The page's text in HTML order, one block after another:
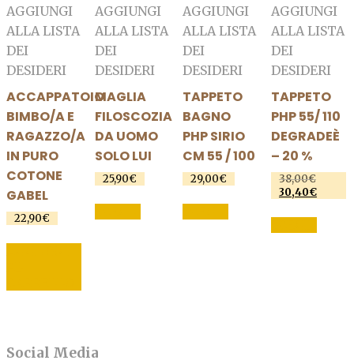
AGGIUNGI
ALLA LISTA
DEI
DESIDERI
ACCAPPATOIO
BIMBO/A E
RAGAZZO/A
IN PURO
COTONE
GABEL
22,90€
AGGIUNGI
ALLA LISTA
DEI
DESIDERI
MAGLIA
FILOSCOZIA
DA UOMO
SOLO LUI
25,90€
Questo
prodotto
AGGIUNGI
ALLA LISTA
DEI
DESIDERI
TAPPETO
BAGNO
PHP SIRIO
CM 55 / 100
29,00€
Questo
prodotto
AGGIUNGI
ALLA LISTA
DEI
DESIDERI
TAPPETO
PHP 55/ 110
DEGRADEÈ
– 20 %
38,00€Il
prezzo
era:
30,40€Il
attuale
è:
Social Media